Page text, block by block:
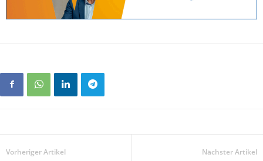
Vorheriger Artikel Nächster Artikel